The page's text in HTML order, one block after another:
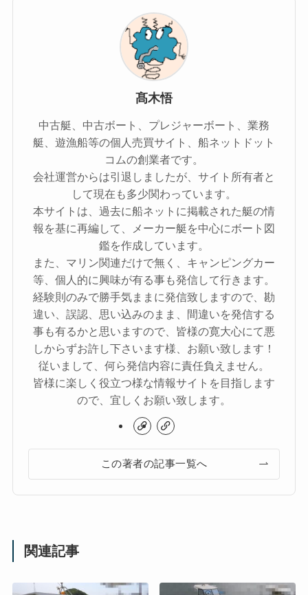
髙木悟
中古艇、中古ボート、プレジャーボート、業務
艇、遊漁船等の個人売買サイト、船ネットドット
コムの創業者です。
会社運営からは引退しましたが、サイト所有者と
して現在も多少関わっています。
本サイトは、過去に船ネットに掲載された艇の情
報を基に再編して、メーカー艇を中心にボート図
鑑を作成しています。
また、マリン関連だけで無く、キャンピングカー
等、個人的に興味が有る事も発信して行きます。
経験則のみで勝手気ままに発信致しますので、勘
違い、誤認、思い込みのまま、間違いを発信する
事も有るかと思いますので、皆様の寛大心にて悪
しからずお許し下さいます様、お願い致します！
従いまして、何ら発信内容に責任負えません。
皆様に楽しく役立つ様な情報サイトを目指します
ので、宜しくお願い致します。
この著者の記事一覧へ
関連記事